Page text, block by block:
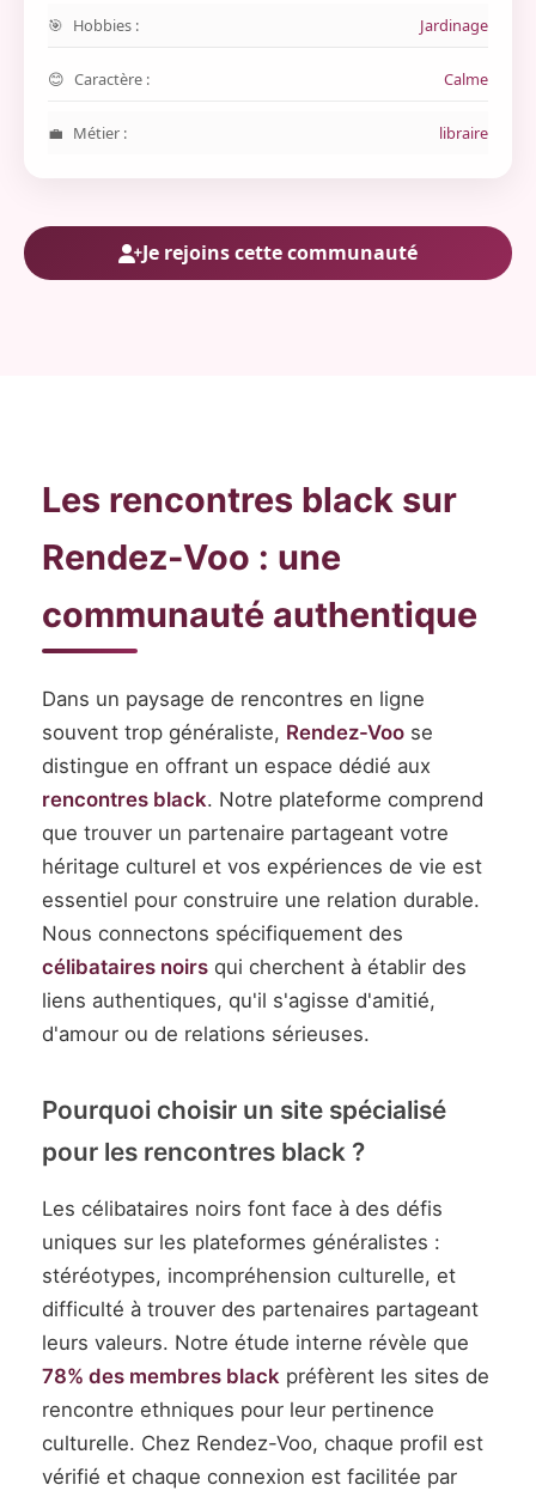
Hobbies : Jardinage
Caractère : Calme
Métier : libraire
Je rejoins cette communauté
Les rencontres black sur
Rendez-Voo : une
communauté authentique
Dans un paysage de rencontres en ligne
souvent trop généraliste, Rendez-Voo se
distingue en offrant un espace dédié aux
rencontres black. Notre plateforme comprend
que trouver un partenaire partageant votre
héritage culturel et vos expériences de vie est
essentiel pour construire une relation durable.
Nous connectons spécifiquement des
célibataires noirs qui cherchent à établir des
liens authentiques, qu'il s'agisse d'amitié,
d'amour ou de relations sérieuses.
Pourquoi choisir un site spécialisé
pour les rencontres black ?
Les célibataires noirs font face à des défis
uniques sur les plateformes généralistes :
stéréotypes, incompréhension culturelle, et
difficulté à trouver des partenaires partageant
leurs valeurs. Notre étude interne révèle que
78% des membres black préfèrent les sites de
rencontre ethniques pour leur pertinence
culturelle. Chez Rendez-Voo, chaque profil est
vérifié et chaque connexion est facilitée par